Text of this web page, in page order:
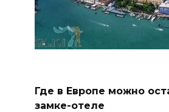
Где в Европе можно
замке-отеле